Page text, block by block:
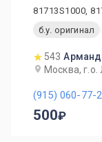
81713S1000,
б.у. оригинал
543
Москва,
(915) 060-77-
500